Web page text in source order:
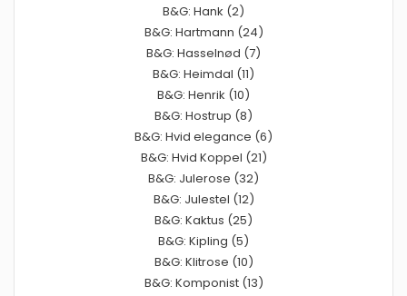
B&G: Hank (2)
B&G: Hartmann (24)
B&G: Hasselnød (7)
B&G: Heimdal (11)
B&G: Henrik (10)
B&G: Hostrup (8)
B&G: Hvid elegance (6)
B&G: Hvid Koppel (21)
B&G: Julerose (32)
B&G: Julestel (12)
B&G: Kaktus (25)
B&G: Kipling (5)
B&G: Klitrose (10)
B&G: Komponist (13)